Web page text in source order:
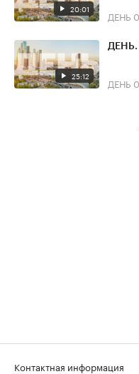
20:01 ДЕНЬ
25:12
ДЕНЬ.
ДЕНЬ
Контактная информация